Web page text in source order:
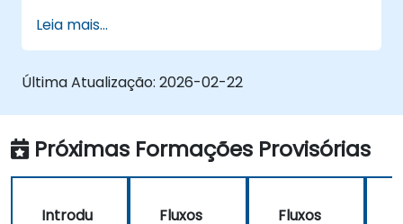
usando o framework do CrewAI.
Construir, testar e executar cenários
multi-agentes básicos.
Leia mais...
Última Atualização: 2026-02-22
Próximas Formações Provisórias
Introdu
Fluxos
Fluxos